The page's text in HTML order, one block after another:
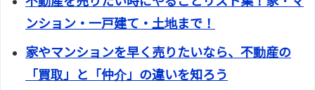
ンション・一戸建て・土地まで！
家やマンションを早く売りたいなら、不動産の
「買取」と「仲介」の違いを知ろう